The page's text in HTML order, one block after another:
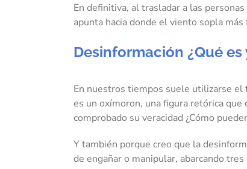
En definitiva, al trasladar a las
apunta hacia donde el viento sopla
Desinformación ¿Qué
En nuestros tiempos suele utilizarse
es un oxímoron, una figura retórica
comprobado su veracidad ¿Cómo
Y también porque creo que la
de engañar o manipular, abarcando tres